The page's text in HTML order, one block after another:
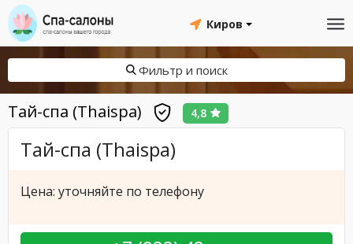
Киров
Фильтр и поиск
Тай-спа (Thaispa) 4,8
Тай-спа (Thaispa)
Цена: уточняйте по телефону